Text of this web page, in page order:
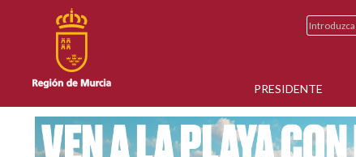
PRESIDENTE